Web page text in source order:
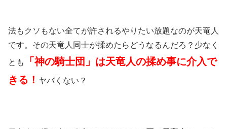
法もクソもない全てが許されるやりたい放題なのが天竜人
です。その天竜人同士が揉めたらどうなるんだろ？少なく
とも
「神の騎士団」は天竜人の揉め事に介入で
きる！ ヤバくない？